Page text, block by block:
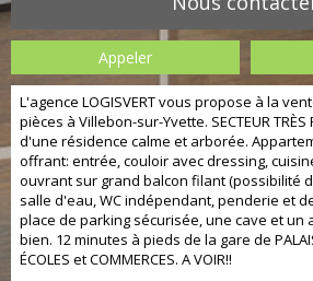
Appeler
L'agence LOGISVERT vous propose à la
pièces à Villebon-sur-Yvette. SECTEUR TRÈS
d'une résidence calme et arborée.
offrant: entrée, couloir avec dressing,
ouvrant sur grand balcon filant (possibilité
salle d'eau, WC indépendant, penderie et
place de parking sécurisée, une cave et un
bien. 12 minutes à pieds de la gare de
ÉCOLES et COMMERCES. A VOIR!!